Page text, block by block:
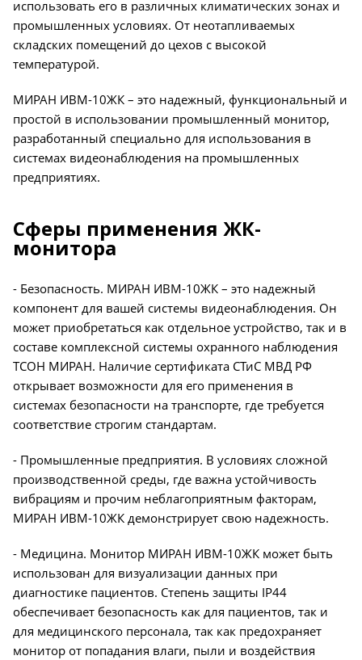
использовать его в различных климатических зонах и
промышленных условиях. От неотапливаемых
складских помещений до цехов с высокой
температурой.
МИРАН ИВМ-10ЖК – это надежный, функциональный и
простой в использовании промышленный монитор,
разработанный специально для использования в
системах видеонаблюдения на промышленных
предприятиях.
Сферы применения ЖК-
монитора
- Безопасность. МИРАН ИВМ-10ЖК – это надежный
компонент для вашей системы видеонаблюдения. Он
может приобретаться как отдельное устройство, так и в
составе комплексной системы охранного наблюдения
ТСОН МИРАН. Наличие сертификата СТиС МВД РФ
открывает возможности для его применения в
системах безопасности на транспорте, где требуется
соответствие строгим стандартам.
- Промышленные предприятия. В условиях сложной
производственной среды, где важна устойчивость
вибрациям и прочим неблагоприятным факторам,
МИРАН ИВМ-10ЖК демонстрирует свою надежность.
- Медицина. Монитор МИРАН ИВМ-10ЖК может быть
использован для визуализации данных при
диагностике пациентов. Степень защиты IP44
обеспечивает безопасность как для пациентов, так и
для медицинского персонала, так как предохраняет
монитор от попадания влаги, пыли и воздействия